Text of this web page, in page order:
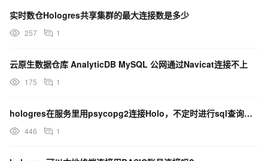
实时数仓Hologres共享集群的最大连接数是多少
257 1
云原生数据仓库 AnalyticDB MySQL 公网通过Navicat连接不上
175 1
hologres在服务里用psycopg2连接Holo，不定时进行sql查询，跑一会连接就断开了?
446 1